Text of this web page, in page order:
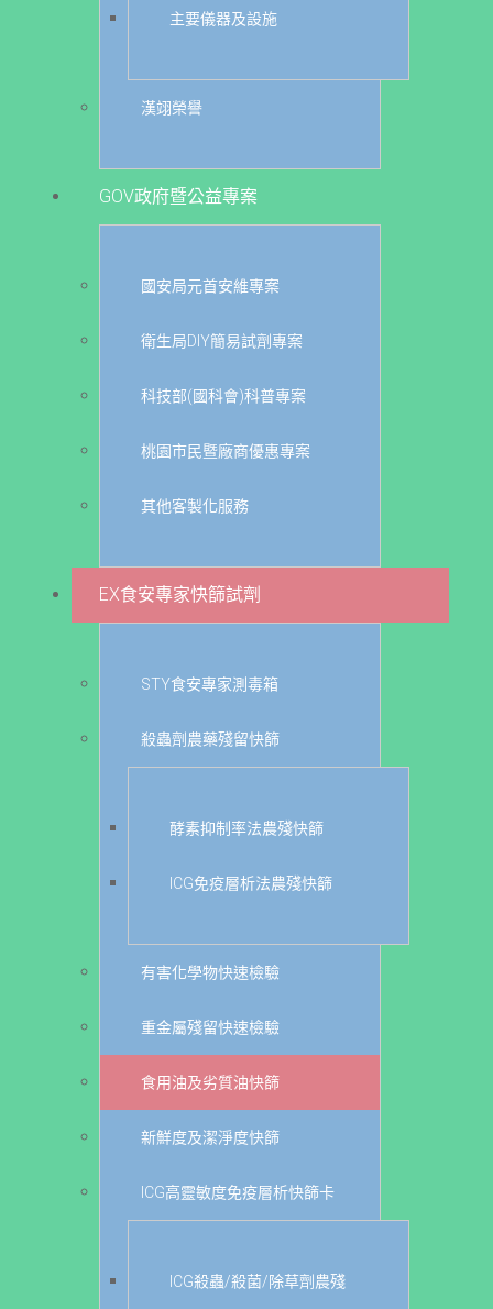
主要儀器及設施
漢翊榮譽
GOV政府暨公益專案
國安局元首安維專案
衛生局DIY簡易試劑專案
科技部(國科會)科普專案
桃園市民暨廠商優惠專案
其他客製化服務
EX食安專家快篩試劑
STY食安專家測毒箱
殺蟲劑農藥殘留快篩
酵素抑制率法農殘快篩
ICG免疫層析法農殘快篩
有害化學物快速檢驗
重金屬殘留快速檢驗
食用油及劣質油快篩
新鮮度及潔淨度快篩
ICG高靈敏度免疫層析快篩卡
ICG殺蟲/殺菌/除草劑農殘